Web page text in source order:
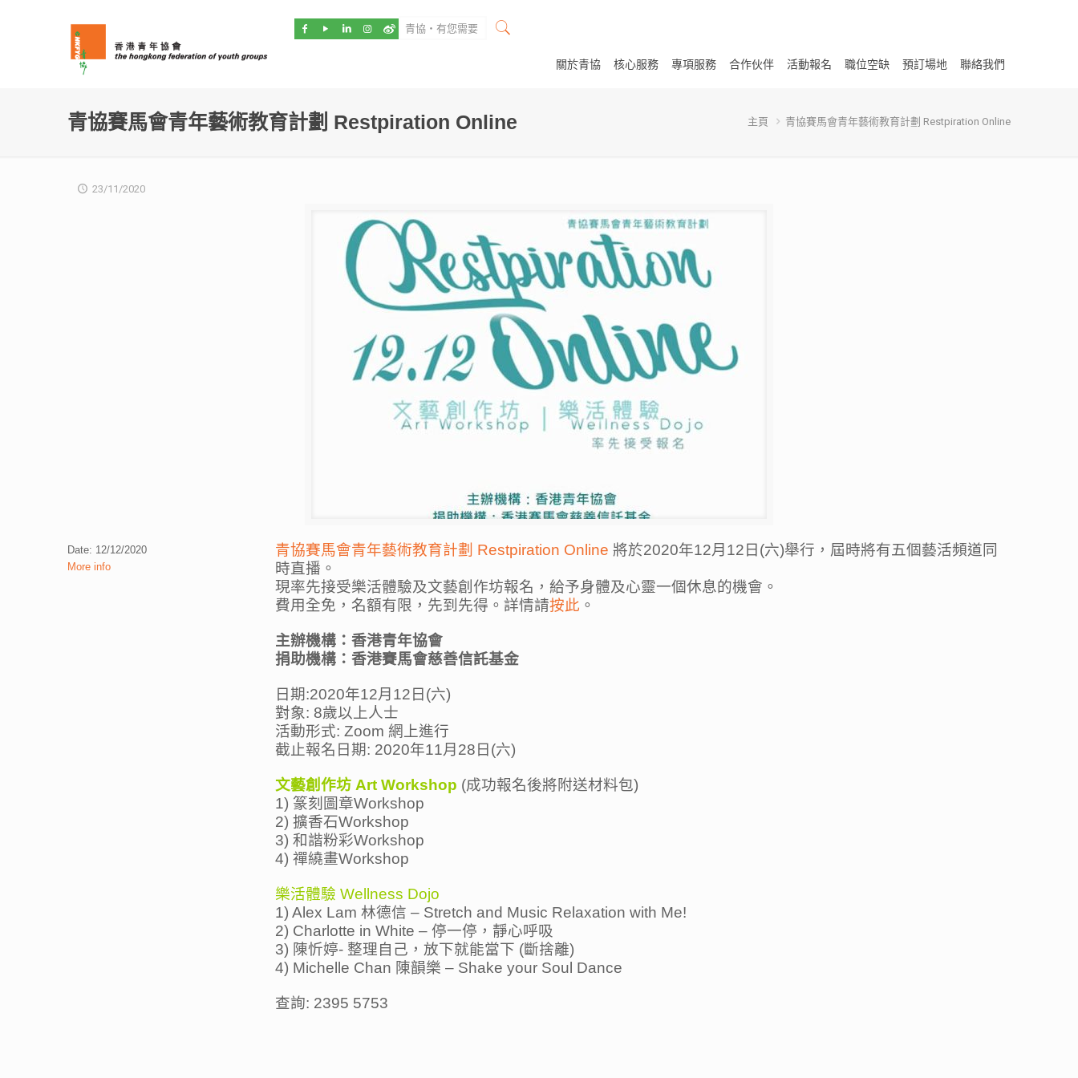
關於青協 核心服務 專項服務 合作伙伴 活動報名 職位空缺 預訂場地 聯絡我們
青協賽馬會青年藝術教育計劃 Restpiration Online 主頁 青協賽馬會青年藝術教育計劃 Restpiration Online
23/11/2020
Date: 12/12/2020
More info
青協賽馬會青年藝術教育計劃 Restpiration Online 將於2020年12月12日(六)舉行，屆時將有五個藝活頻道同
時直播。
現率先接受樂活體驗及文藝創作坊報名，給予身體及心靈一個休息的機會。
費用全免，名額有限，先到先得。詳情請按此 。
主辦機構：香港青年協會
捐助機構：香港賽馬會慈善信託基金
日期:2020年12月12日(六)
對象: 8歲以上人士
活動形式: Zoom 網上進行
截止報名日期: 2020年11月28日(六)
文藝創作坊 Art Workshop (成功報名後將附送材料包)
1) 篆刻圖章Workshop
2) 擴香石Workshop
3) 和諧粉彩Workshop
4) 禪繞畫Workshop
樂活體驗 Wellness Dojo
1) Alex Lam 林德信 – Stretch and Music Relaxation with Me!
2) Charlotte in White – 停一停，靜心呼吸
3) 陳忻婷- 整理自己，放下就能當下 (斷捨離)
4) Michelle Chan 陳韻樂 – Shake your Soul Dance
查詢: 2395 5753